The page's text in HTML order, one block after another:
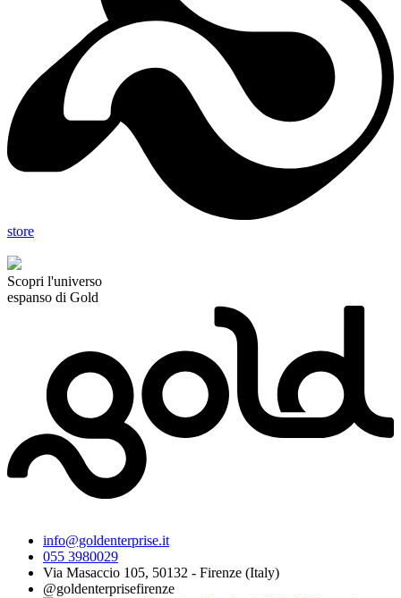
store
Scopri l'universo
espanso di Gold
info@goldenterprise.it
055 3980029
Via Masaccio 105, 50132 - Firenze (Italy)
@goldenterprisefirenze